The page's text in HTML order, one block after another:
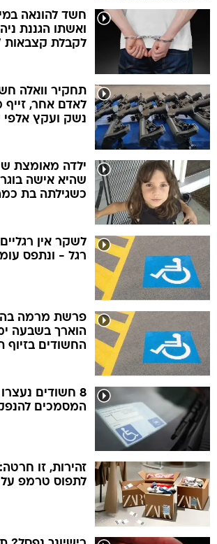
חשד להונאה
ואשתו הגננת
לקבלת קצבאות
תחקיר וואלה
לאדם אחר, זייף
נשק ועקץ אלפי
ילדה מאומצת
שהיא אישה
כשגילתה בת
לשקר אין
רגל - ונתפס
פרשת מרמה
הוארך בשבעה
החשודים בזיוף
8 חשודים
המסמכים
זהירות, זו
לתפוס טרמפ